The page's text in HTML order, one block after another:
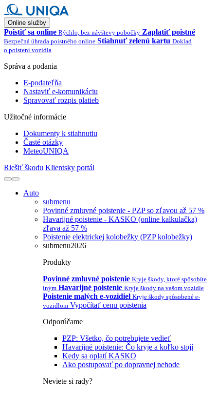
Online služby
Poistiť sa online Rýchlo, bez návštevy pobočky Zaplatiť poistné
Bezpečná úhrada poistného online Stiahnuť zelenú kartu Doklad
o poistení vozidla
Správa a podania
E-podateľňa
Nastaviť e-komunikáciu
Spravovať rozpis platieb
Užitočné informácie
Dokumenty k stiahnutiu
Časté otázky
MeteoUNIQA
Riešiť škodu Klientsky portál
Auto
submenu
Povinné zmluvné poistenie - PZP so zľavou až 57 %
Havarijné poistenie - KASKO (online kalkulačka)
zľava až 57 %
Poistenie elektrickej kolobežky (PZP kolobežky)
submenu2026
Produkty
Povinné zmluvné poistenie Kryje škody, ktoré spôsobíte
iným Havarijné poistenie Kryje škody na vašom vozidle
Poistenie malých e-vozidiel Kryje škody spôsobené e-
vozidlom Vypočítať cenu poistenia
Odporúčame
PZP: Všetko, čo potrebujete vedieť
Havarijné poistenie: Čo kryje a koľko stojí
Kedy sa oplatí KASKO
Ako postupovať po dopravnej nehode
Neviete si rady?